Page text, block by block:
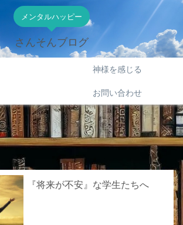
メンタルハッピー
さんそんブログ
神様を感じる
お問い合わせ
『将来が不安』な学生たちへ